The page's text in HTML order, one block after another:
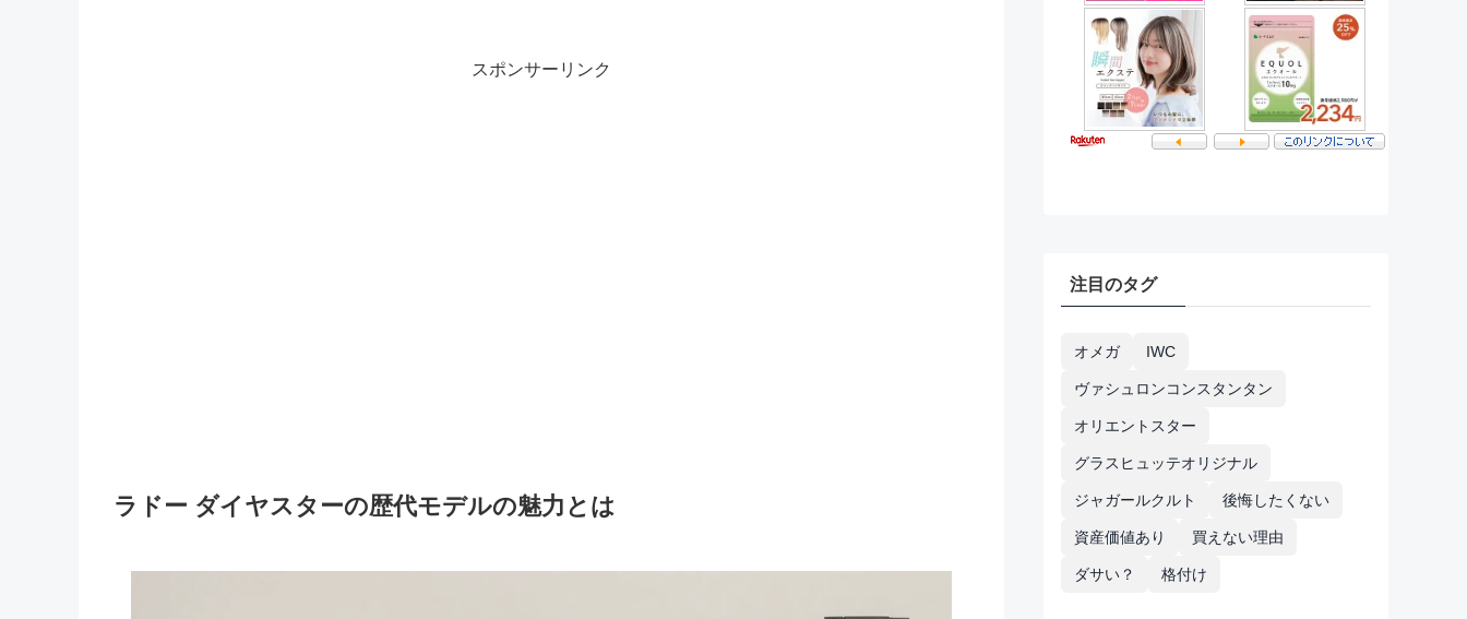
スポンサーリンク
ラドー ダイヤスターの歴代モデルの魅力とは
注目のタグ
オメガ IWC
ヴァシュロンコンスタンタン
オリエントスター
グラスヒュッテオリジナル
ジャガールクルト 後悔したくない
資産価値あり 買えない理由
ダサい？ 格付け